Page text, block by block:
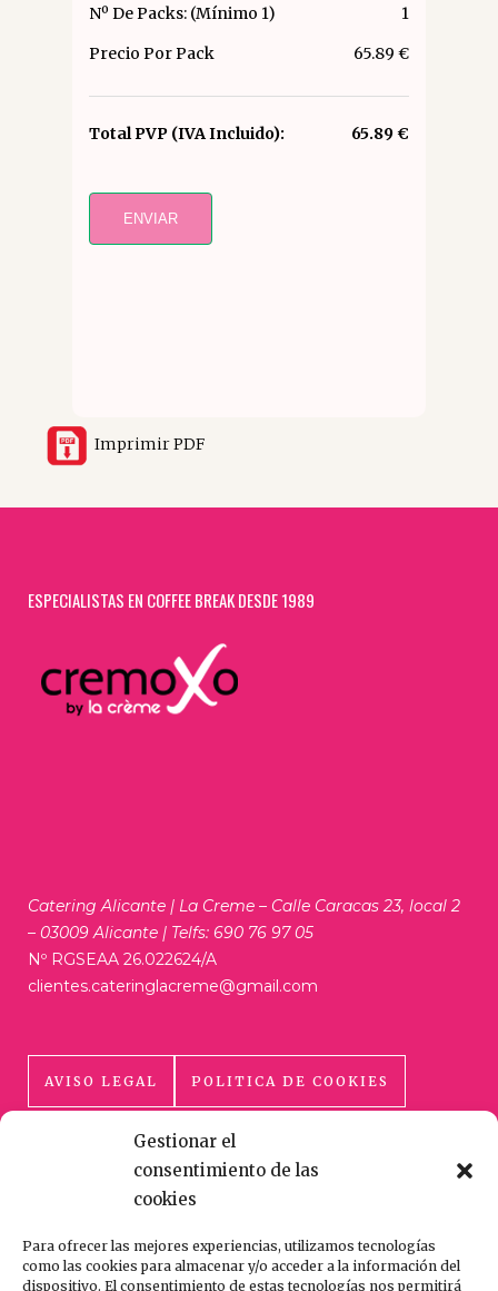
Gestionar el
consentimiento de las
cookies
Para ofrecer las mejores experiencias, utilizamos tecnologías
como las cookies para almacenar y/o acceder a la información del
dispositivo. El consentimiento de estas tecnologías nos permitirá
Nº De Packs: (Mínimo 1)
1
Precio Por Pack
65.89 €
Total PVP (IVA Incluido): 65.89 €
ENVIAR
Imprimir PDF
ESPECIALISTAS EN COFFEE BREAK DESDE 1989
Catering Alicante | La Creme – Calle Caracas 23, local 2
– 03009 Alicante | Telfs: 690 76 97 05
Nº RGSEAA 26.022624/A
clientes.cateringlacreme@gmail.com
AVISO LEGAL POLITICA DE COOKIES
POLÍTICA DE PRIVACIDAD